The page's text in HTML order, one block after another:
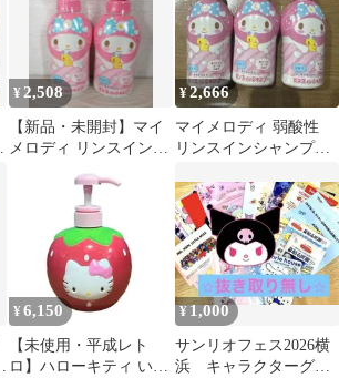
¥ 2,508
【新品・未開封】マイ
メロディ リンスインシ
ケの香り 2本
¥2,666
マイメロディ 弱酸性
リンスインシャンプ
ト 新品
¥ 6,150
【未使用・平成レト
ロ】ハローキティ いち
¥1,000
サンリオフェス2026横
浜 キャラクターグッ